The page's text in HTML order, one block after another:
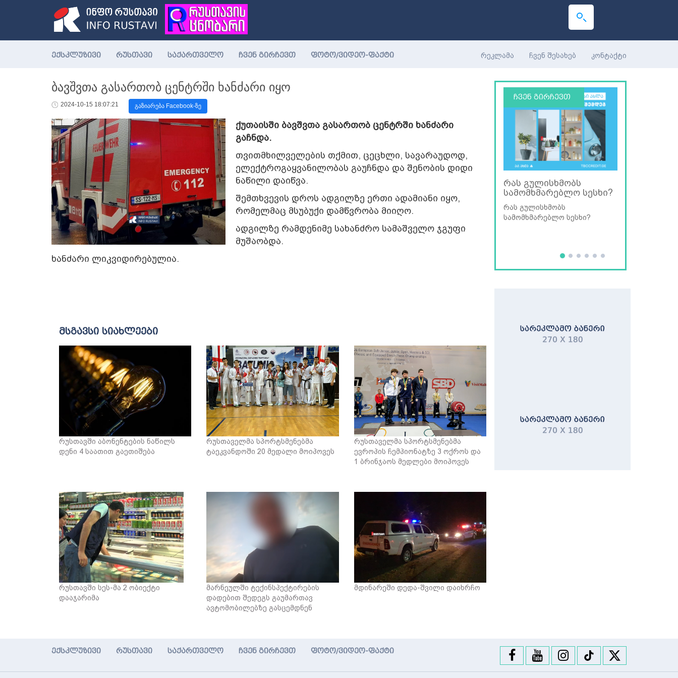
ექსკლუზივი რუსთავი საქართველო ჩვენ გირჩევთ ფოტო/ვიდეო-ფაქტი რეკლამა ჩვენ შესახებ კონტაქტი
ბავშვთა გასართობ ცენტრში ხანძარი იყო
2024-10-15 18:07:21 გაზიარება Facebook-ზე
ქუთაისში ბავშვთა გასართობ ცენტრში ხანძარი
გაჩნდა.
თვითმხილველების თქმით, ცეცხლი, სავარაუდოდ,
ელექტროგაყვანილობას გაუჩნდა და შენობის დიდი
ნაწილი დაიწვა.
შემთხვევის დროს ადგილზე ერთი ადამიანი იყო,
რომელმაც მსუბუქი დამწვრობა მიიღო.
ადგილზე რამდენიმე სახანძრო სამაშველო ჯგუფი
მუშაობდა.
ხანძარი ლიკვიდირებულია.
მსგავსი სიახლეები
რუსთავში აბონენტების ნაწილს
დენი 4 საათით გაეთიშება
რუსთაველმა სპორტსმენებმა
ტაეკვანდოში 20 მედალი მოიპოვეს
რუსთაველმა სპორტსმენებმა
ევროპის ჩემპიონატზე 3 ოქროს და
1 ბრინჯაოს მედლები მოიპოვეს
რუსთავში სეს-მა 2 ობიექტი
დააჯარიმა
მარნეულში ტექინსპექტირების
დადებით შედეგს გაუმართავ
ავტომობილებზე გასცემდნენ
მდინარეში დედა-შვილი დაიხრჩო
ჩვენ გირჩევთ
რას გულისხმობს
სამომხმარებლო სესხი?
რას გულისხმობს
სამომხმარებლო სესხი?
ექსკლუზივი რუსთავი საქართველო ჩვენ გირჩევთ ფოტო/ვიდეო-ფაქტი